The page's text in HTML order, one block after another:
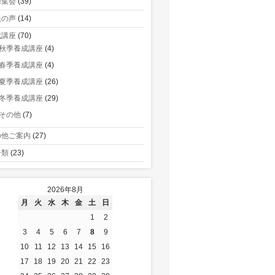
声 (14)
座 (70)
季養成講座 (4)
季養成講座 (4)
夏季養成講座 (26)
季養成講座 (29)
その他 (7)
ご案内 (27)
(23)
2026年8月
月
火 水 木 金 土
日
1
2
3
4 5 6 7 8
9
10
11 12 13 14 15
16
17
18 19 20 21 22
23